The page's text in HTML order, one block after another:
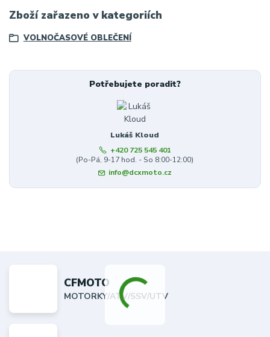
Zboží zařazeno v kategoriích
VOLNOČASOVÉ OBLEČENÍ
Potřebujete poradit?
Lukáš Kloud
+420 725 545 401
(Po-Pá, 9-17 hod. - So 8:00-12:00)
info@dcxmoto.cz
CFMOTO
MOTORKY/ATV/SSV/UTV